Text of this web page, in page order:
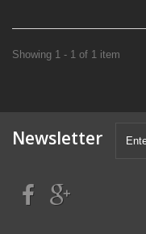
Showing 1 - 1 of 1 item
Newsletter